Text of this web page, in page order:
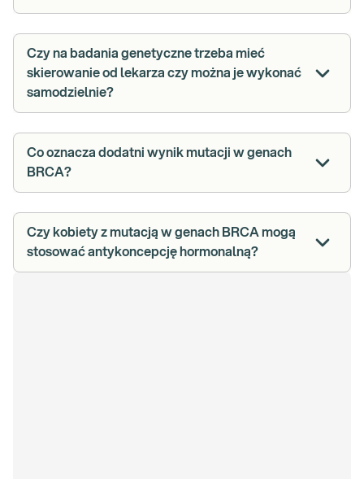
Czy na badania genetyczne trzeba mieć
skierowanie od lekarza czy można je wykonać
samodzielnie?
Co oznacza dodatni wynik mutacji w genach
BRCA?
Czy kobiety z mutacją w genach BRCA mogą
stosować antykoncepcję hormonalną?